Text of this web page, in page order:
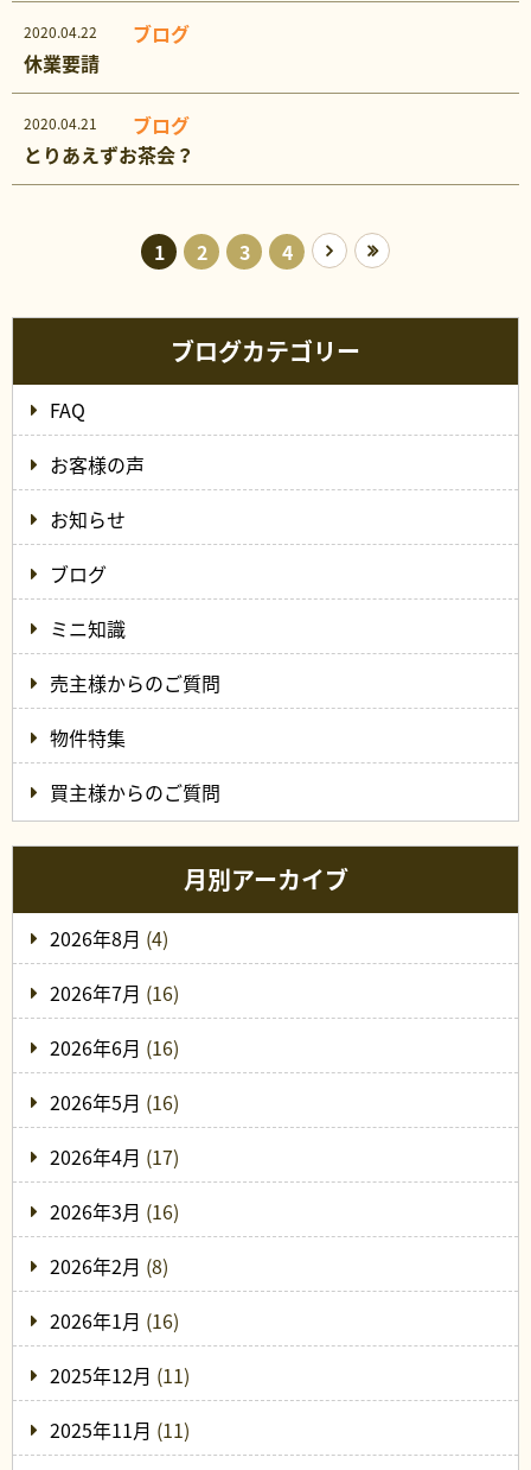
2020.04.22
ブログ
休業要請
2020.04.21
ブログ
とりあえずお茶会？
1 2 3 4
ブログカテゴリー
FAQ
お客様の声
お知らせ
ブログ
ミニ知識
売主様からのご質問
物件特集
買主様からのご質問
月別アーカイブ
2026年8月 (4)
2026年7月 (16)
2026年6月 (16)
2026年5月 (16)
2026年4月 (17)
2026年3月 (16)
2026年2月 (8)
2026年1月 (16)
2025年12月 (11)
2025年11月 (11)